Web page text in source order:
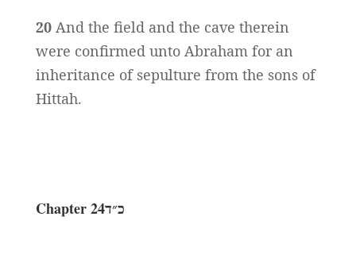
20 And the field and the cave therein
were confirmed unto Abraham for an
inheritance of sepulture from the sons of
Hittah.
Chapter 24כ״ד